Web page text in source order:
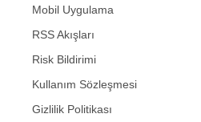
Mobil Uygulama
RSS Akışları
Risk Bildirimi
Kullanım Sözleşmesi
Gizlilik Politikası